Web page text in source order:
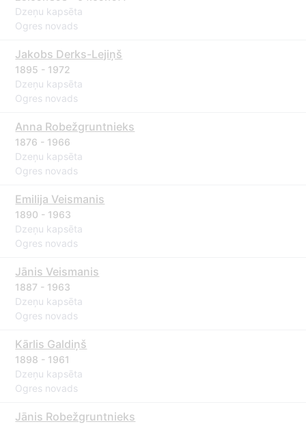
Dzeņu kapsēta
Ogres novads
Jakobs Derks-Lejiņš
1895 - 1972
Dzeņu kapsēta
Ogres novads
Anna Robežgruntnieks
1876 - 1966
Dzeņu kapsēta
Ogres novads
Emilija Veismanis
1890 - 1963
Dzeņu kapsēta
Ogres novads
Jānis Veismanis
1887 - 1963
Dzeņu kapsēta
Ogres novads
Kārlis Galdiņš
1898 - 1961
Dzeņu kapsēta
Ogres novads
Jānis Robežgruntnieks